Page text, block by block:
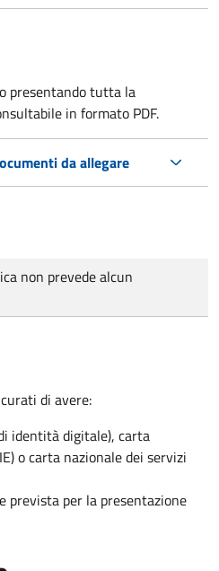
presentando tutta la
in formato PDF.
da allegare
non prevede alcun
di avere:
identità digitale), carta
o carta nazionale dei servizi
prevista per la presentazione